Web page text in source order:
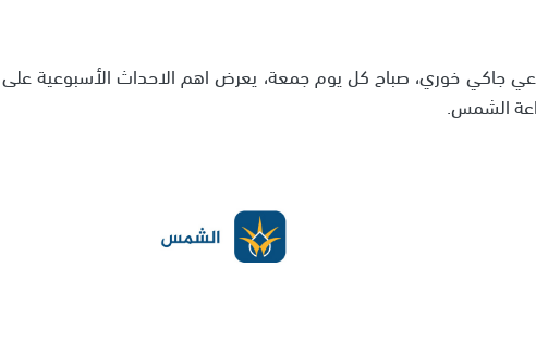
جاكي خوري، صباح كل يوم جمعة، يعرض اهم الاحداث الأسبوعية على
الشمس.